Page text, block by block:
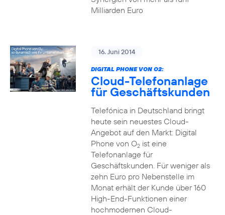
Milliarden Euro
16. Juni 2014
DIGITAL PHONE VON O2:
Cloud-Telefonanlage
für Geschäftskunden
Telefónica in Deutschland bringt
heute sein neuestes Cloud-
Angebot auf den Markt: Digital
Phone von O2ist eine
Telefonanlage für
Geschäftskunden. Für weniger als
zehn Euro pro Nebenstelle im
Monat erhält der Kunde über 160
High-End-Funktionen einer
hochmodernen Cloud-